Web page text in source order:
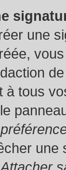
une
à tous
une